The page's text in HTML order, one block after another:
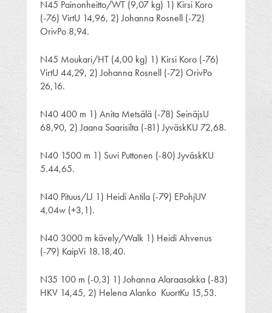
N45 Painonheitto/WT (9,07 kg) 1) Kirsi Koro
(-76) VirtU 14,96, 2) Johanna Rosnell (-72)
OrivPo 8,94.
N45 Moukari/HT (4,00 kg) 1) Kirsi Koro (-76)
VirtU 44,29, 2) Johanna Rosnell (-72) OrivPo
26,16.
N40 400 m 1) Anita Metsälä (-78) SeinäjsU
68,90, 2) Jaana Saarisilta (-81) JyväskKU 72,68.
N40 1500 m 1) Suvi Puttonen (-80) JyväskKU
5.44,65.
N40 Pituus/LJ 1) Heidi Antila (-79) EPohjUV
4,04w (+3,1).
N40 3000 m kävely/Walk 1) Heidi Ahvenus
(-79) KaipVi 18.18,40.
N35 100 m (-0,3) 1) Johanna Alaraasakka (-83)
HKV 14,45, 2) Helena Alanko KuortKu 15,53.